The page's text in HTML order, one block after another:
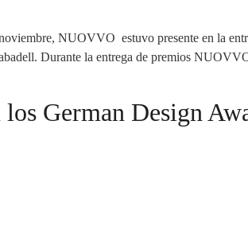
NUOVVO estuvo presente en la
Durante la entrega de premios
German Design